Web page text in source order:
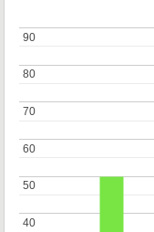
40
40
50
50
60
60
70
70
80
80
90
90